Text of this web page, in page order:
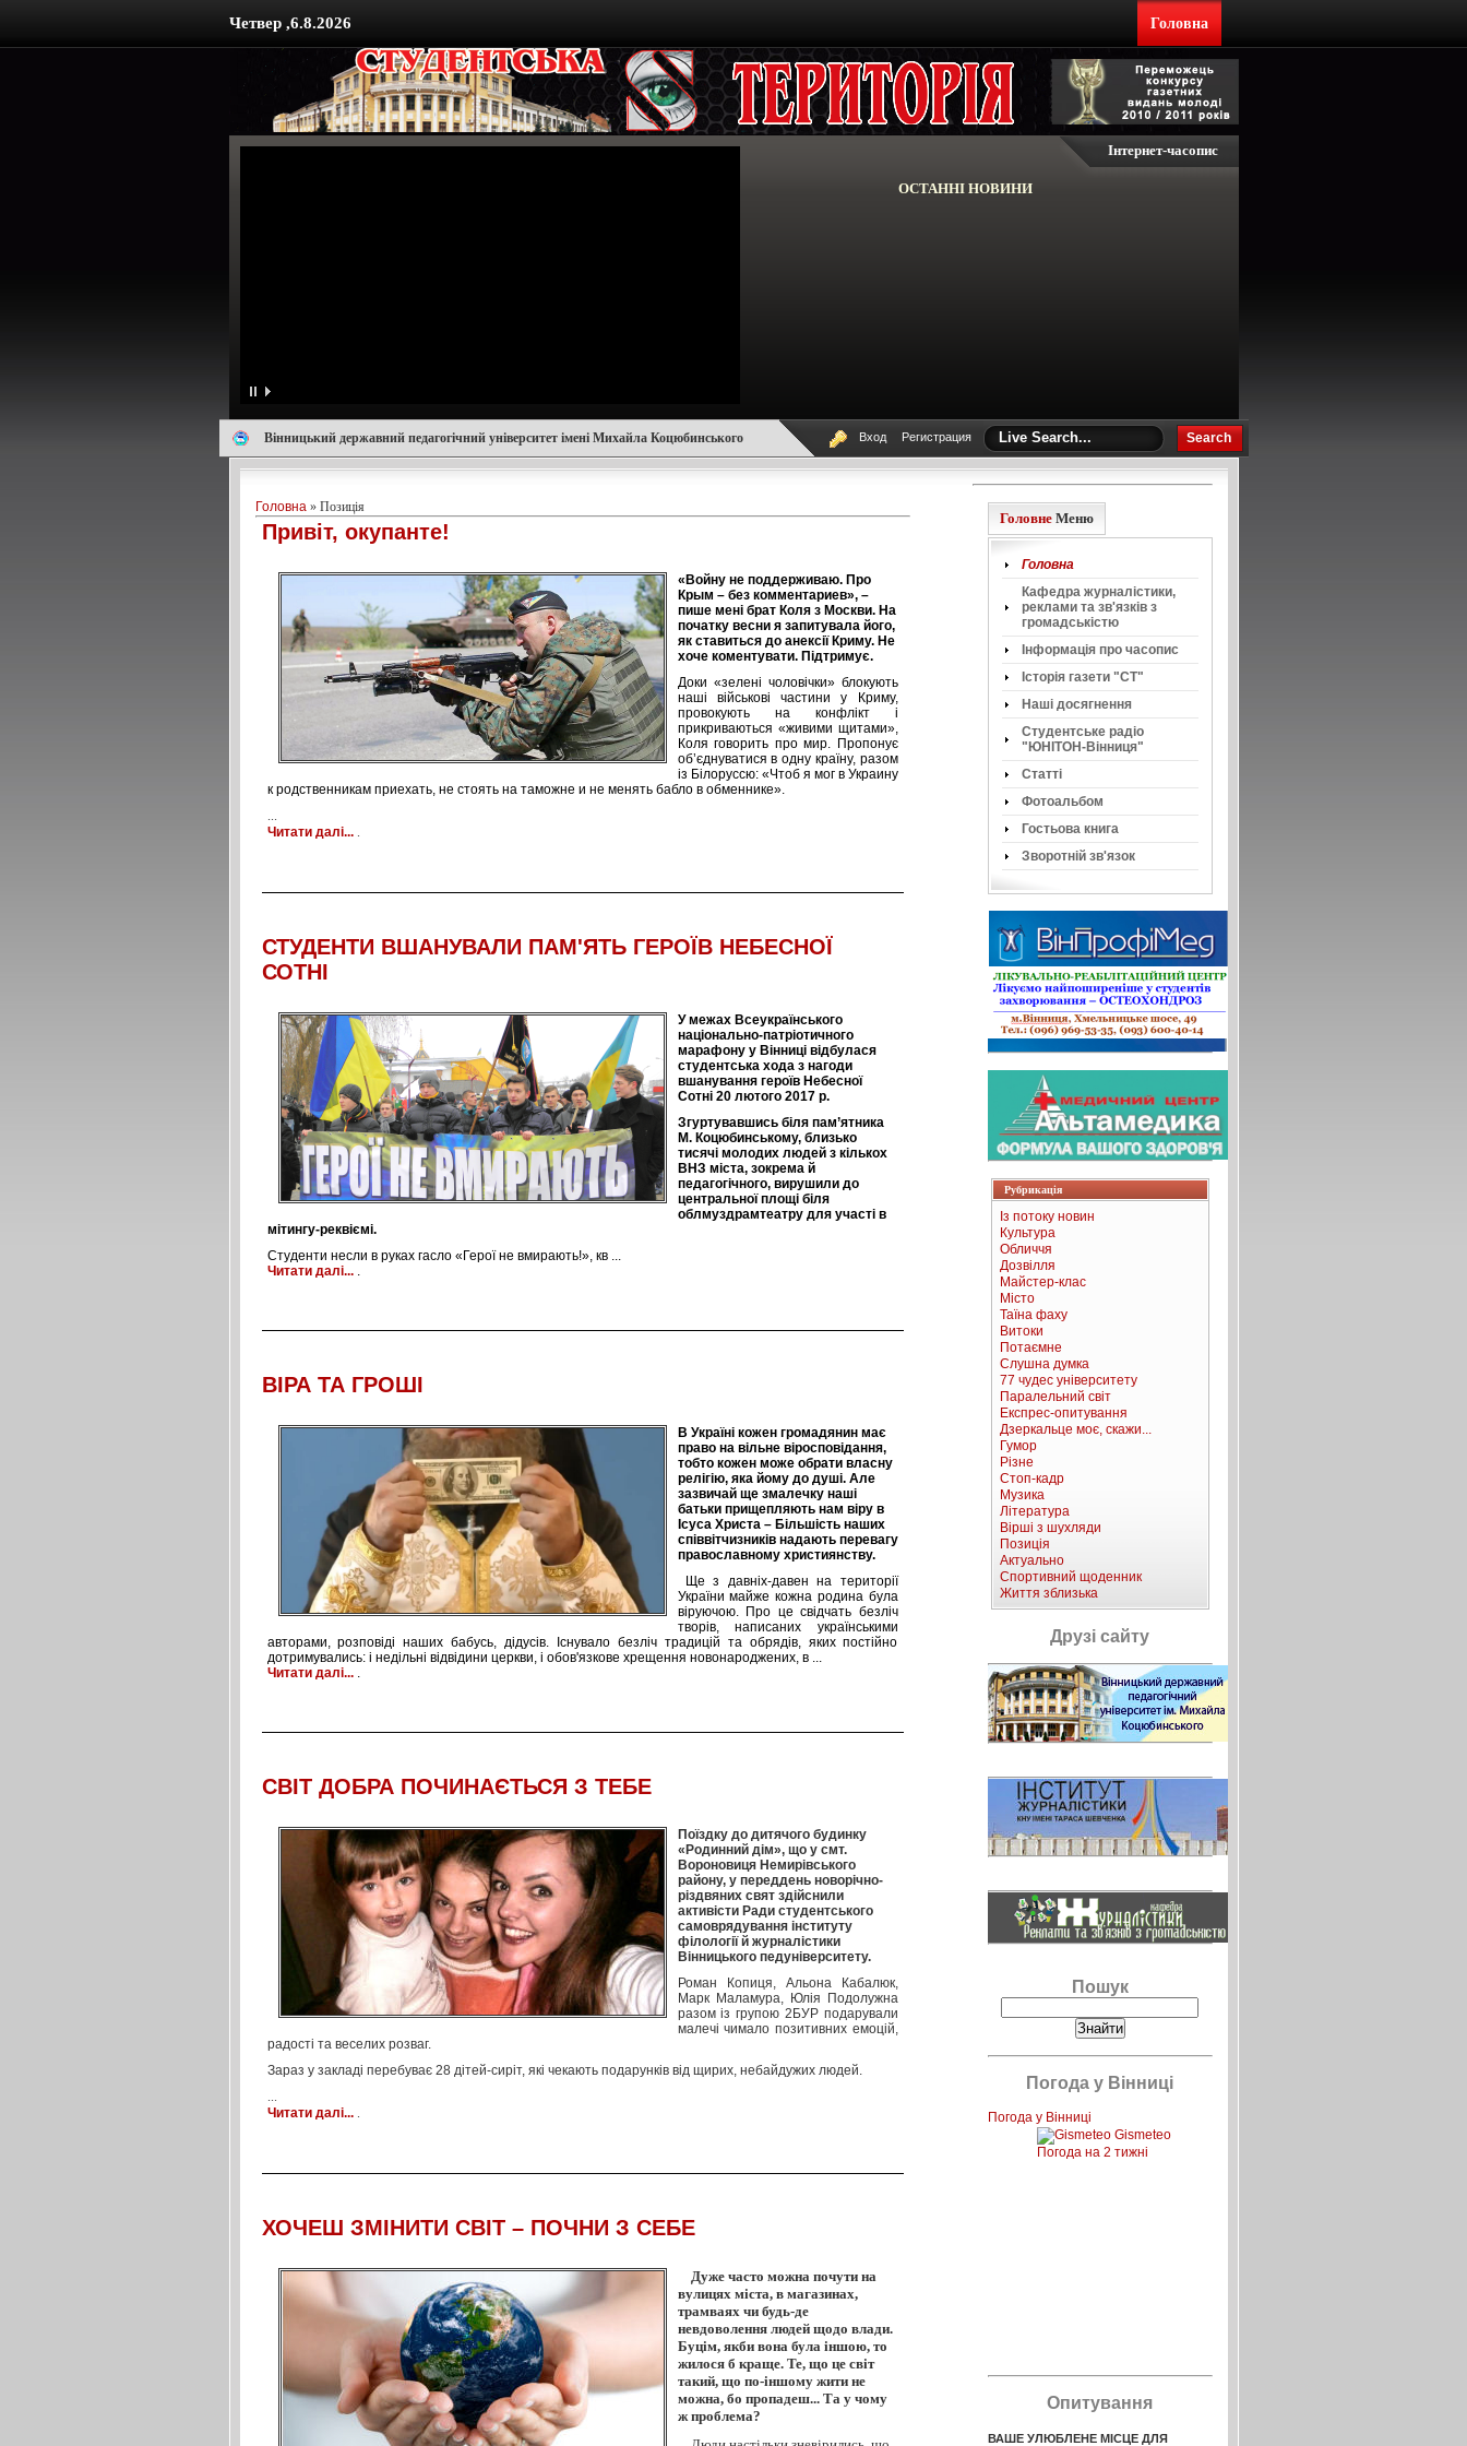
Четвер ,6.8.2026 Головна
Інтернет-часопис
ОСТАННІ НОВИНИ
Вінницький державний педагогічний університет імені Михайла Коцюбинського Вход Регистрация
Головна» Позиція
Привіт, окупанте!
«Войну не поддерживаю. Про
Крым – без комментариев», –
пише мені брат Коля з Москви. На
початку весни я запитувала його,
як ставиться до анексії Криму. Не
хоче коментувати. Підтримує.
Доки «зелені чоловічки» блокують
наші військові частини у Криму,
провокують на конфлікт і
прикриваються «живими щитами»,
Коля говорить про мир. Пропонує
об’єднуватися в одну країну, разом
із Білоруссю: «Чтоб я мог в Украину
к родственникам приехать, не стоять на таможне и не менять бабло в обменнике».
...
Читати далі... .
СТУДЕНТИ ВШАНУВАЛИ ПАМ'ЯТЬ ГЕРОЇВ НЕБЕСНОЇ
СОТНІ
У межах Всеукраїнського
національно-патріотичного
марафону у Вінниці відбулася
студентська хода з нагоди
вшанування героїв Небесної
Сотні 20 лютого 2017 р.
Згуртувавшись біля пам’ятника
М. Коцюбинському, близько
тисячі молодих людей з кількох
ВНЗ міста, зокрема й
педагогічного, вирушили до
центральної площі біля
облмуздрамтеатру для участі в
мітингу-реквіємі.
Студенти несли в руках гасло «Герої не вмирають!», кв ...
Читати далі... .
ВІРА ТА ГРОШІ
В Україні кожен громадянин має
право на вільне віросповідання,
тобто кожен може обрати власну
релігію, яка йому до душі. Але
зазвичай ще змалечку наші
батьки прищепляють нам віру в
Ісуса Христа – Більшість наших
співвітчизників надають перевагу
православному християнству.
Ще з давніх-давен на території
України майже кожна родина була
віруючою. Про це свідчать безліч
творів, написаних українськими
авторами, розповіді наших бабусь, дідусів. Існувало безліч традицій та обрядів, яких постійно
дотримувались: і недільні відвідини церкви, і обов'язкове хрещення новонароджених, в ...
Читати далі... .
СВІТ ДОБРА ПОЧИНАЄТЬСЯ З ТЕБЕ
Поїздку до дитячого будинку
«Родинний дім», що у смт.
Вороновиця Немирівського
району, у переддень новорічно-
різдвяних свят здійснили
активісти Ради студентського
самоврядування інституту
філології й журналістики
Вінницького педуніверситету.
Роман Копиця, Альона Кабалюк,
Марк Маламура, Юлія Подолужна
разом із групою 2БУР подарували
малечі чимало позитивних емоцій,
радості та веселих розваг.
Зараз у закладі перебуває 28 дітей-сиріт, які чекають подарунків від щирих, небайдужих людей.
...
Читати далі... .
ХОЧЕШ ЗМІНИТИ СВІТ – ПОЧНИ З СЕБЕ
Дуже часто можна почути на
вулицях міста, в магазинах,
трамваях чи будь-де
невдоволення людей щодо влади.
Буцім, якби вона була іншою, то
жилося б краще. Те, що це світ
такий, що по-іншому жити не
можна, бо пропадеш... Та у чому
ж проблема?
Головне Меню
Головна
Кафедра журналістики,
реклами та зв'язків з
громадськістю
Інформація про часопис
Історія газети "СТ"
Наші досягнення
Cтудентське радіо
"ЮНІТОН-Вінниця"
Статті
Фотоальбом
Гостьова книга
Зворотній зв'язок
Рубрикація
Із потоку новин
Культура
Обличчя
Дозвілля
Майстер-клас
Місто
Таїна фаху
Витоки
Потаємне
Слушна думка
77 чудес університету
Паралельний світ
Експрес-опитування
Дзеркальце моє, скажи...
Гумор
Різне
Стоп-кадр
Музика
Література
Вірші з шухляди
Позиція
Актуально
Спортивний щоденник
Життя зблизька
Друзі сайту
Пошук
Погода у Вінниці
Погода у Вінниці
Gismeteo
Погода на 2 тижні
Опитування
ВАШЕ УЛЮБЛЕНЕ МІСЦЕ ДЛЯ